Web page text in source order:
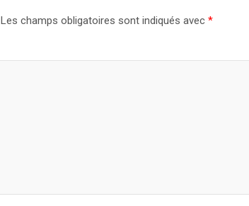
Les champs obligatoires sont indiqués avec *